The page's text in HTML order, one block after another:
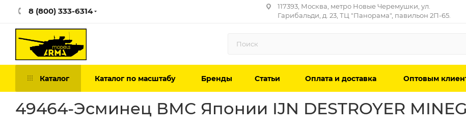
8 (800) 333-6314
117393, Москва, метро Новые Черемушки, ул.
Гарибальди, д. 23, ТЦ "Панорама", павильон 2П-65.
Каталог Каталог по масштабу Бренды Статьи Оплата и доставка Оптовым
49464-Эсминец ВМС Японии IJN DESTROYER